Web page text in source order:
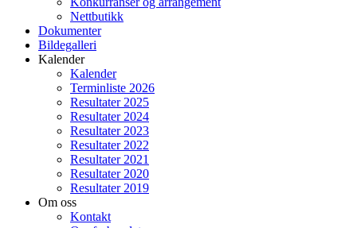
Nettbutikk
Dokumenter
Bildegalleri
Kalender
Kalender
Terminliste 2026
Resultater 2025
Resultater 2024
Resultater 2023
Resultater 2022
Resultater 2021
Resultater 2020
Resultater 2019
Om oss
Kontakt